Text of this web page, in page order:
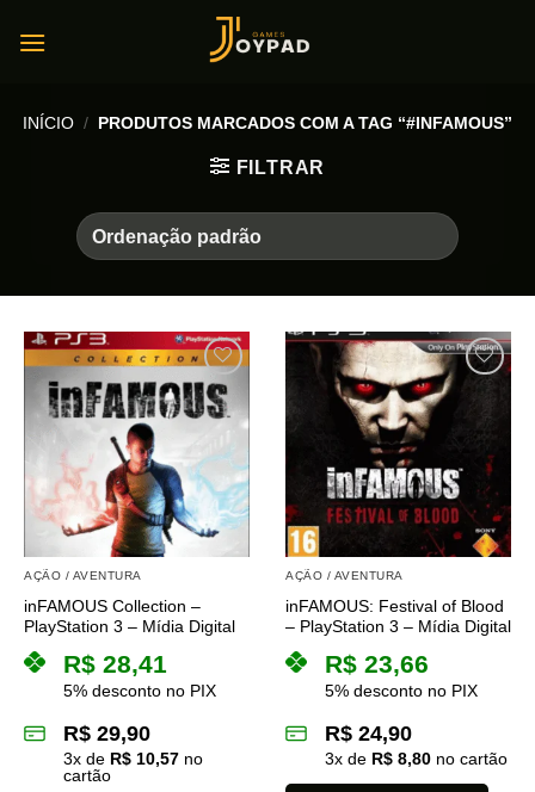
INÍCIO / PRODUTOS MARCADOS COM A TAG “#INFAMOUS”
FILTRAR
AÇÃO / AVENTURA
inFAMOUS Collection –
PlayStation 3 – Mídia Digital
R$ 28,41
5% desconto no PIX
R$ 29,90
3x de R$ 10,57 no
cartão
AÇÃO / AVENTURA
inFAMOUS: Festival of Blood
– PlayStation 3 – Mídia Digital
R$ 23,66
5% desconto no PIX
R$ 24,90
3x de R$ 8,80 no cartão